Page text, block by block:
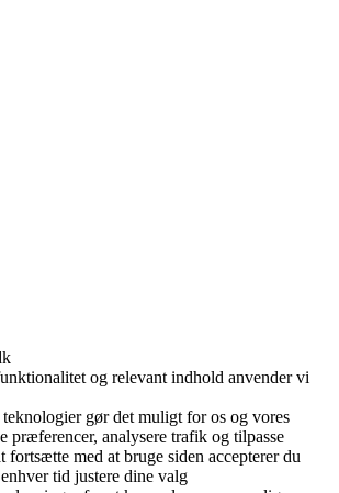
og relevant indhold anvender vi
gør det muligt for os og vores
præferencer, analysere trafik og tilpasse
med at bruge siden accepterer du
tid justere dine valg